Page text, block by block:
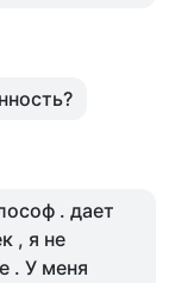
. дает
, я не
. У меня